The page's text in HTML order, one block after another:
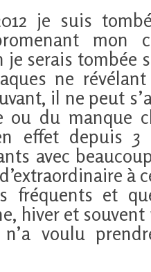
je suis
mon
serais tombée
ne
il ne peut
ou du manque
effet depuis 3
avec
à
fréquents et
hiver et
voulu